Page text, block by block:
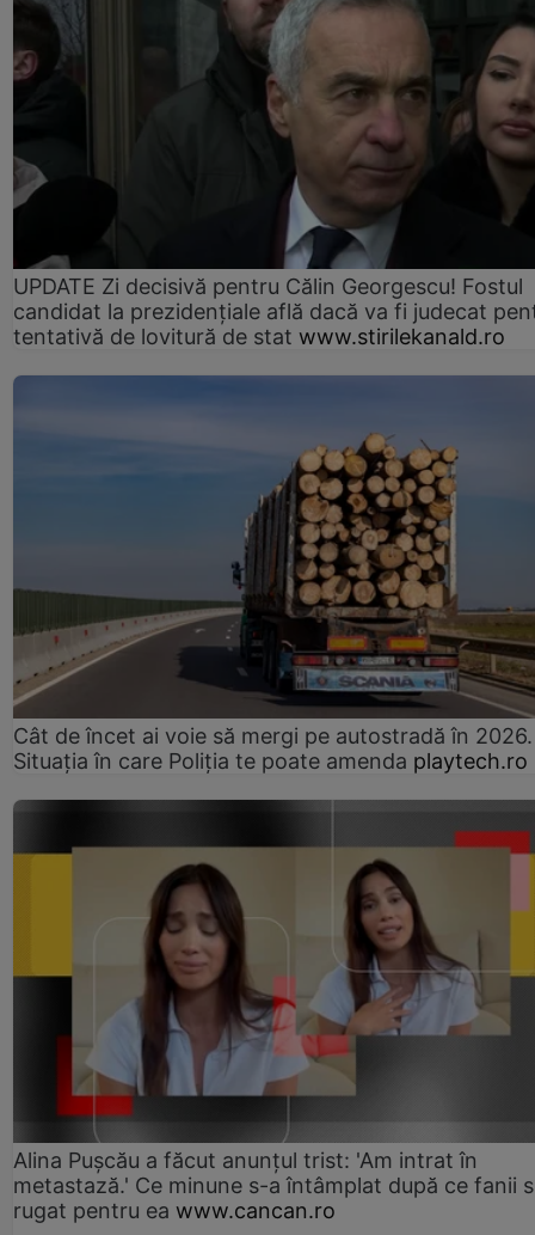
UPDATE Zi decisivă pentru Călin Georgescu! Fostul
candidat la prezidențiale află dacă va fi judecat
tentativă de lovitură de stat www.stirilekanald.ro
Cât de încet ai voie să mergi pe autostradă în 2026.
Situația în care Poliția te poate amenda playtech.ro
Alina Pușcău a făcut anunțul trist: 'Am intrat în
metastază.' Ce minune s-a întâmplat după ce fanii
rugat pentru ea www.cancan.ro